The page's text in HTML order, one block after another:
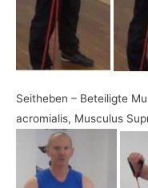
Seitheben – Beteiligte
acromialis, Musculus